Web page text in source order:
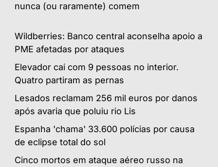
nunca (ou raramente) comem
Wildberries: Banco central aconselha apoio a
PME afetadas por ataques
Elevador cai com 9 pessoas no interior.
Quatro partiram as pernas
Lesados reclamam 256 mil euros por danos
após avaria que poluiu rio Lis
Espanha 'chama' 33.600 polícias por causa
de eclipse total do sol
Cinco mortos em ataque aéreo russo na